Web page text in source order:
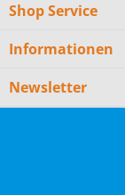
Shop Service
Informationen
Newsletter